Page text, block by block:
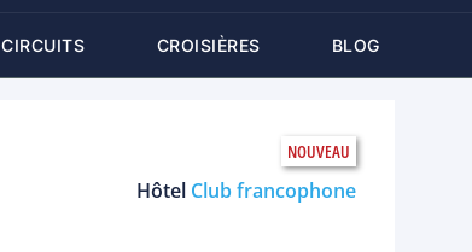
CIRCUITS CROISIÈRES BLOG
Hôtel Club francophone